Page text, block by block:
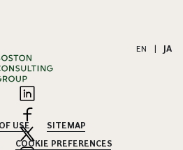
EN JA
USE
SITEMAP
COOKIE PREFERENCES